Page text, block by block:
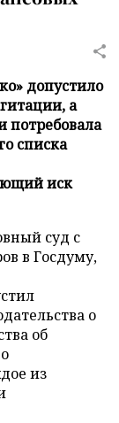
допустило
а
потребовала
списка
иск
суд с
в Госдуму,
о
об
из